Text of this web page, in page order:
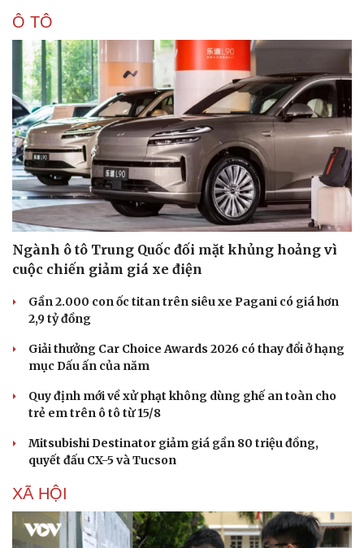
Ô TÔ
Ngành ô tô Trung Quốc đối mặt khủng hoảng vì
cuộc chiến giảm giá xe điện
Gần 2.000 con ốc titan trên siêu xe Pagani có giá hơn
2,9 tỷ đồng
Giải thưởng Car Choice Awards 2026 có thay đổi ở hạng
mục Dấu ấn của năm
Quy định mới về xử phạt không dùng ghế an toàn cho
trẻ em trên ô tô từ 15/8
Mitsubishi Destinator giảm giá gần 80 triệu đồng,
quyết đấu CX-5 và Tucson
XÃ HỘI